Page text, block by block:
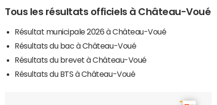
Tous les résultats officiels à Château-Voué
Résultat municipale 2026 à Château-Voué
Résultats du bac à Château-Voué
Résultats du brevet à Château-Voué
Résultats du BTS à Château-Voué